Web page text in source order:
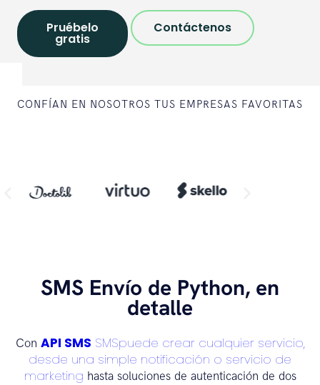
Pruébelo
gratis
Contáctenos
CONFÍAN EN NOSOTROS TUS EMPRESAS FAVORITAS
SMS Envío de Python, en
detalle
Con API SMS SMSpuede crear cualquier servicio,
desde una simple notificación o servicio de
marketing hasta soluciones de autenticación de dos